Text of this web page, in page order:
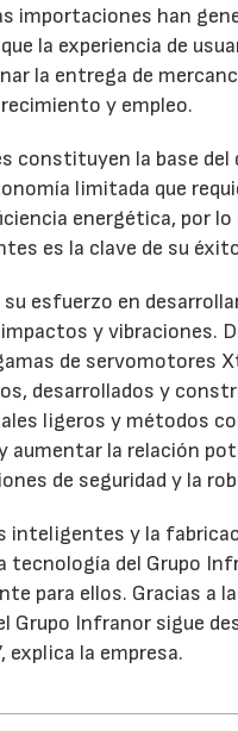
importaciones han
la experiencia de
la entrega de
y empleo.
la base del
limitada que
energética, por lo
es la clave de su
esfuerzo en
y vibraciones.
de servomotores
desarrollados y
ligeros y métodos
aumentar la relación
de seguridad y la
inteligentes y la
tecnología del Grupo
para ellos. Gracias a
Grupo Infranor sigue
explica la empresa.